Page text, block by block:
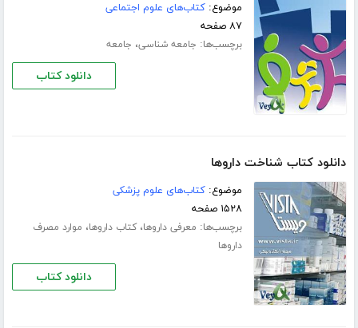
موضوع:کتاب‌های علوم اجتماعی
۸۷ صفحه
برچسب‌ها: جامعه شناسی، جامعه
دانلود کتاب
دانلود کتاب شناخت داروها
موضوع:کتاب‌های علوم پزشکی
۱۵۲۸ صفحه
برچسب‌ها: معرفی داروها،کتاب داروها، موارد مصرف
داروها
دانلود کتاب